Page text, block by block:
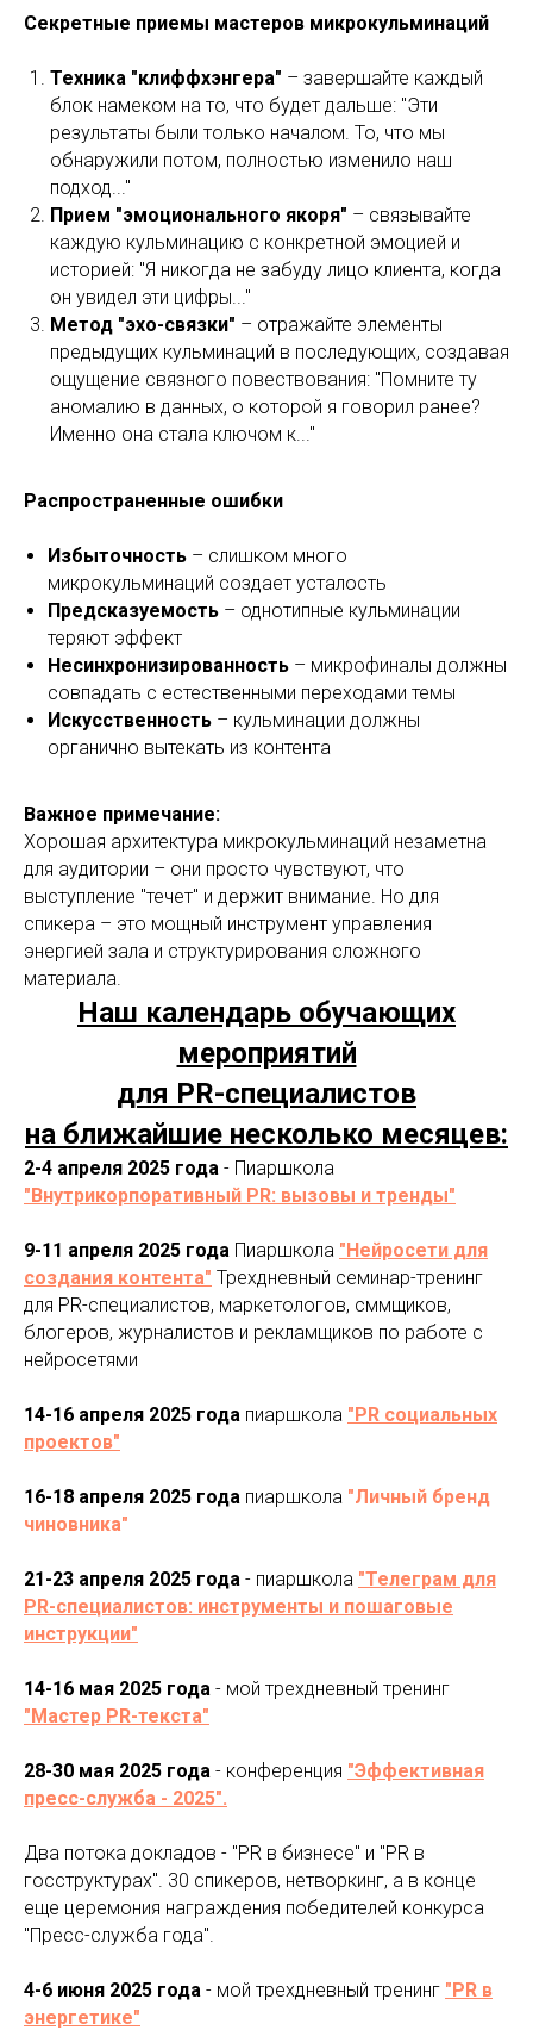
Секретные приемы мастеров микрокульминаций
Техника "клиффхэнгера" – завершайте каждый
блок намеком на то, что будет дальше: "Эти
результаты были только началом. То, что мы
обнаружили потом, полностью изменило наш
подход..."
Прием "эмоционального якоря" – связывайте
каждую кульминацию с конкретной эмоцией и
историей: "Я никогда не забуду лицо клиента, когда
он увидел эти цифры..."
Метод "эхо-связки" – отражайте элементы
предыдущих кульминаций в последующих, создавая
ощущение связного повествования: "Помните ту
аномалию в данных, о которой я говорил ранее?
Именно она стала ключом к..."
Распространенные ошибки
Избыточность – слишком много
микрокульминаций создает усталость
Предсказуемость – однотипные кульминации
теряют эффект
Несинхронизированность – микрофиналы должны
совпадать с естественными переходами темы
Искусственность – кульминации должны
органично вытекать из контента
Важное примечание:
Хорошая архитектура микрокульминаций незаметна
для аудитории – они просто чувствуют, что
выступление "течет" и держит внимание. Но для
спикера – это мощный инструмент управления
энергией зала и структурирования сложного
материала.
Наш календарь обучающих
мероприятий
для PR-специалистов
на ближайшие несколько месяцев:
2-4 апреля 2025 года - Пиаршкола
"Внутрикорпоративный PR: вызовы и тренды"
9-11 апреля 2025 года Пиаршкола "Нейросети для
создания контента" Трехдневный семинар-тренинг
для PR-специалистов, маркетологов, сммщиков,
блогеров, журналистов и рекламщиков по работе с
нейросетями
14-16 апреля 2025 года пиаршкола "PR социальных
проектов"
16-18 апреля 2025 года пиаршкола "Личный бренд
чиновника"
21-23 апреля 2025 года - пиаршкола "Телеграм для
PR-специалистов: инструменты и пошаговые
инструкции"
14-16 мая 2025 года - мой трехдневный тренинг
"Мастер PR-текста"
28-30 мая 2025 года - конференция "Эффективная
пресс-служба - 2025".
Два потока докладов - "PR в бизнесе" и "PR в
госструктурах". 30 спикеров, нетворкинг, а в конце
еще церемония награждения победителей конкурса
"Пресс-служба года".
4-6 июня 2025 года - мой трехдневный тренинг "PR в
энергетике"